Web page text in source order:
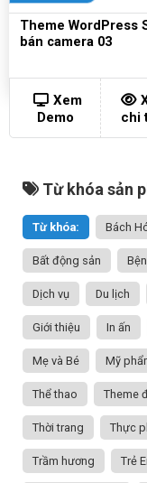
Theme WordPress
bán camera 03
Xem
Demo
chi
Từ khóa sản
Từ khóa: Bách
Bất động sản
Dịch vụ Du lịch
Giới thiệu In ấn
Mẹ và Bé Mỹ
Thể thao Theme
Thời trang Thực
Trầm hương Trẻ